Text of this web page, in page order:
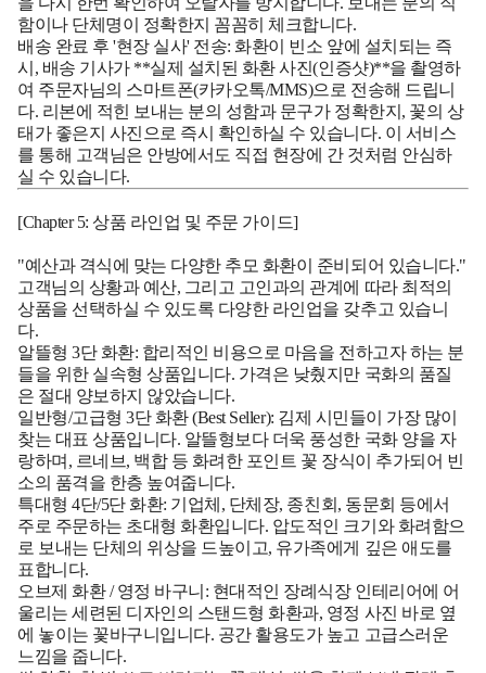
함이나 단체명이 정확한지 꼼꼼히 체크합니다.
배송 완료 후 '현장 실사' 전송: 화환이 빈소 앞에 설치되는 즉
시, 배송 기사가 **실제 설치된 화환 사진(인증샷)**을 촬영하
여 주문자님의 스마트폰(카카오톡/MMS)으로 전송해 드립니
다. 리본에 적힌 보내는 분의 성함과 문구가 정확한지, 꽃의 상
태가 좋은지 사진으로 즉시 확인하실 수 있습니다. 이 서비스
를 통해 고객님은 안방에서도 직접 현장에 간 것처럼 안심하
실 수 있습니다.
[Chapter 5: 상품 라인업 및 주문 가이드]
"예산과 격식에 맞는 다양한 추모 화환이 준비되어 있습니다."
고객님의 상황과 예산, 그리고 고인과의 관계에 따라 최적의
상품을 선택하실 수 있도록 다양한 라인업을 갖추고 있습니
다.
알뜰형 3단 화환: 합리적인 비용으로 마음을 전하고자 하는 분
들을 위한 실속형 상품입니다. 가격은 낮췄지만 국화의 품질
은 절대 양보하지 않았습니다.
일반형/고급형 3단 화환 (Best Seller): 김제 시민들이 가장 많이
찾는 대표 상품입니다. 알뜰형보다 더욱 풍성한 국화 양을 자
랑하며, 르네브, 백합 등 화려한 포인트 꽃 장식이 추가되어 빈
소의 품격을 한층 높여줍니다.
특대형 4단/5단 화환: 기업체, 단체장, 종친회, 동문회 등에서
주로 주문하는 초대형 화환입니다. 압도적인 크기와 화려함으
로 보내는 단체의 위상을 드높이고, 유가족에게 깊은 애도를
표합니다.
오브제 화환 / 영정 바구니: 현대적인 장례식장 인테리어에 어
울리는 세련된 디자인의 스탠드형 화환과, 영정 사진 바로 옆
에 놓이는 꽃바구니입니다. 공간 활용도가 높고 고급스러운
느낌을 줍니다.